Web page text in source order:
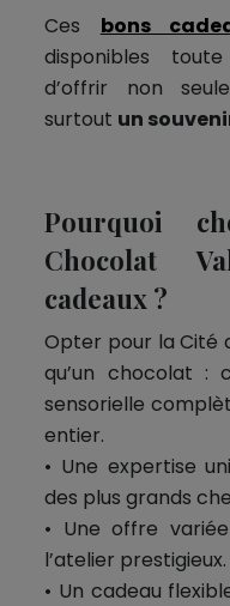
Ces bons
disponibles
d’offrir non
surtout un
Pourquoi
Chocolat
cadeaux ?
Opter pour la Cité
qu’un chocolat :
sensorielle
entier.
• Une expertise
des plus grands
• Une offre
l’atelier prestigieux.
• Un cadeau